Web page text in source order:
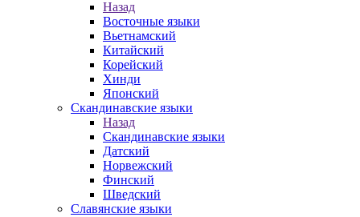
Назад
Восточные языки
Вьетнамский
Китайский
Корейский
Хинди
Японский
Скандинавские языки
Назад
Скандинавские языки
Датский
Норвежский
Финский
Шведский
Славянские языки